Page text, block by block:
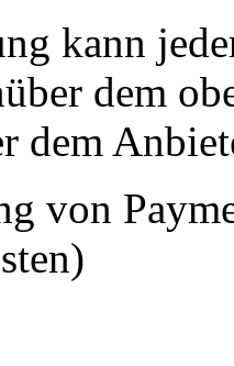
kann
dem
dem
von